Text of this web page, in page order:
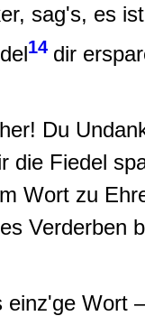
sag's, es
14 dir
Du
die Fiedel
Wort zu
Verderben
einz'ge Wort